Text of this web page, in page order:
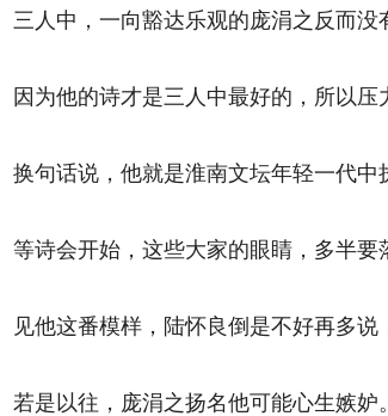
三人中，一向豁达乐观的庞涓之反而没
因为他的诗才是三人中最好的，所以压
换句话说，他就是淮南文坛年轻一代中
等诗会开始，这些大家的眼睛，多半要
见他这番模样，陆怀良倒是不好再多说
若是以往，庞涓之扬名他可能心生嫉妒。